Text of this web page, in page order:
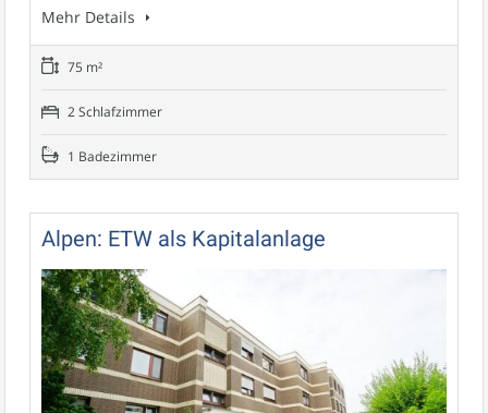
Mehr Details
75 m²
2 Schlafzimmer
1 Badezimmer
Alpen: ETW als Kapitalanlage